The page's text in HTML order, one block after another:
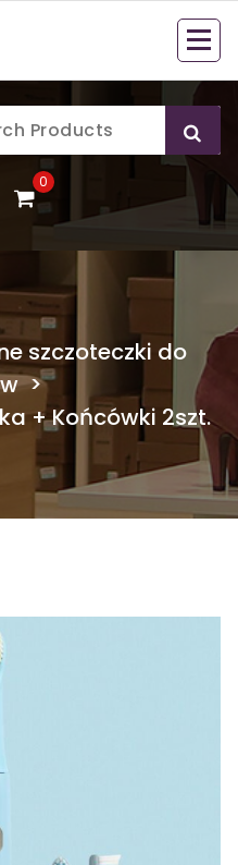
0
szczoteczki do
>
+ Końcówki 2szt.